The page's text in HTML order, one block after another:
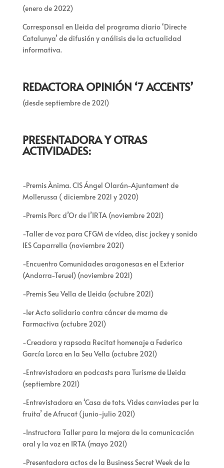
(enero de 2022)
Corresponsal en Lleida del programa diario ‘Directe
Catalunya’ de difusión y análisis de la actualidad
informativa.
REDACTORA OPINIÓN ‘7 ACCENTS’
(desde septiembre de 2021)
PRESENTADORA Y OTRAS
ACTIVIDADES:
-Premis Ànima. CIS Ángel Olarán-Ajuntament de
Mollerussa ( diciembre 2021 y 2020)
-Premis Porc d’Or de l’IRTA (noviembre 2021)
-Taller de voz para CFGM de vídeo, disc jockey y sonido
IES Caparrella (noviembre 2021)
-Encuentro Comunidades aragonesas en el Exterior
(Andorra-Teruel) (noviembre 2021)
-Premis Seu Vella de Lleida (octubre 2021)
-Ier Acto solidario contra cáncer de mama de
Farmactiva (octubre 2021)
-Creadora y rapsoda Recitat homenaje a Federico
García Lorca en la Seu Vella (octubre 2021)
-Entrevistadora en podcasts para Turisme de Lleida
(septiembre 2021)
-Entrevistadora en ‘Casa de tots. Vides canviades per la
fruita’ de Afrucat (junio-julio 2021)
-Instructora Taller para la mejora de la comunicación
oral y la voz en IRTA (mayo 2021)
-Presentadora actos de la Business Secret Week de la